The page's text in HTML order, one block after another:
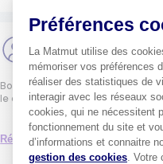
Le 10 mai 2022 à11:35
Bonjour
le coffre est trop petit pour les
Répondre
Préférences
La Matmut utilise des
mémoriser vos préférences
réaliser des statistiques de
interagir avec les réseaux
cookies, qui ne nécessitent
fonctionnement du site et
d’informations et connaitre
gestion des cookies. Votre